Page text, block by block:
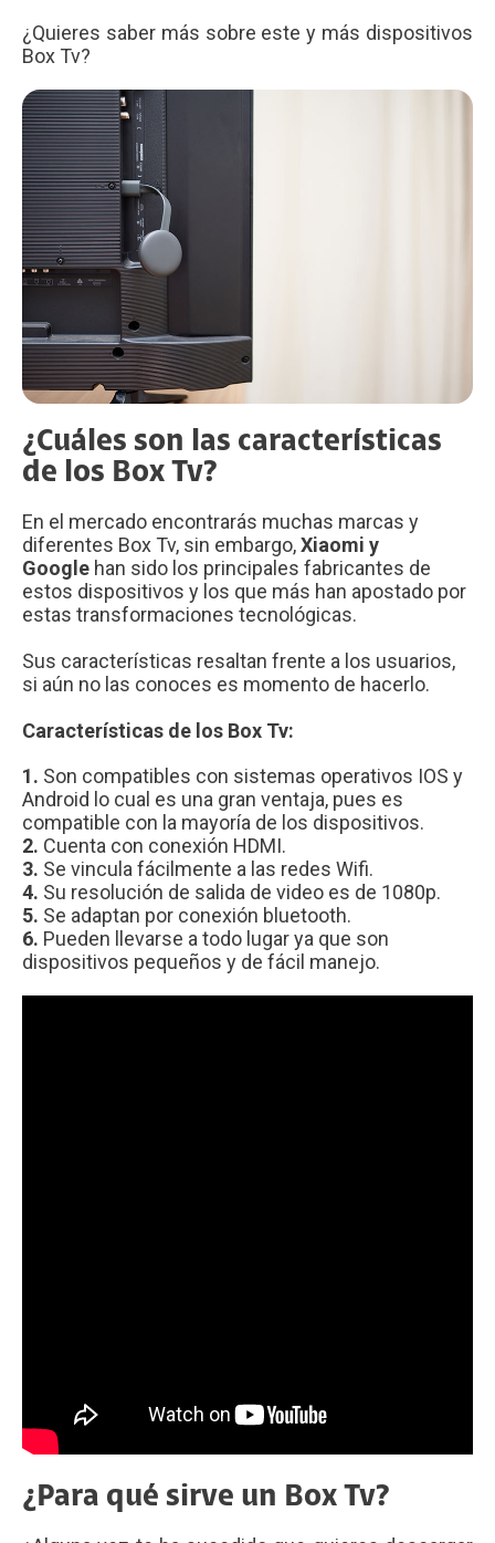
¿Quieres saber más sobre este y más dispositivos
Box Tv?
¿Cuáles son las características
de los Box Tv?
En el mercado encontrarás muchas marcas y
diferentes Box Tv, sin embargo,Xiaomi y
Google han sido los principales fabricantes de
estos dispositivos y los que más han apostado por
estas transformaciones tecnológicas.
Sus características resaltan frente a los usuarios,
si aún no las conoces es momento de hacerlo.
Características de los Box Tv:
1. Son compatibles con sistemas operativos IOS y
Android lo cual es una gran ventaja, pues es
compatible con la mayoría de los dispositivos.
2. Cuenta con conexión HDMI.
3. Se vincula fácilmente a las redes Wifi.
4. Su resolución de salida de video es de 1080p.
5. Se adaptan por conexión bluetooth.
6. Pueden llevarse a todo lugar ya que son
dispositivos pequeños y de fácil manejo.
¿Para qué sirve un Box Tv?